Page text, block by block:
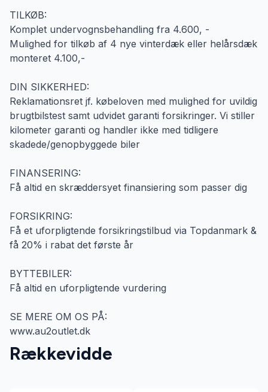
TILKØB:
Komplet undervognsbehandling fra 4.600, -
Mulighed for tilkøb af 4 nye vinterdæk eller helårsdæk
monteret 4.100,-
DIN SIKKERHED:
Reklamationsret jf. købeloven med mulighed for uvildig
brugtbilstest samt udvidet garanti forsikringer. Vi stiller
kilometer garanti og handler ikke med tidligere
skadede/genopbyggede biler
FINANSERING:
Få altid en skræddersyet finansiering som passer dig
FORSIKRING:
Få et uforpligtende forsikringstilbud via Topdanmark &
få 20% i rabat det første år
BYTTEBILER:
Få altid en uforpligtende vurdering
SE MERE OM OS PÅ:
www.au2outlet.dk
Rækkevidde